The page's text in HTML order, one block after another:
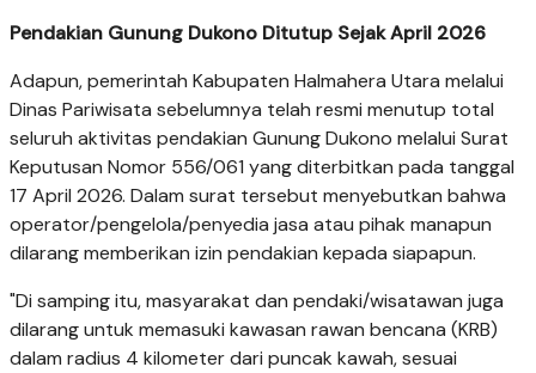
Pendakian Gunung Dukono Ditutup Sejak April 2026
Adapun, pemerintah Kabupaten Halmahera Utara melalui
Dinas Pariwisata sebelumnya telah resmi menutup total
seluruh aktivitas pendakian Gunung Dukono melalui Surat
Keputusan Nomor 556/061 yang diterbitkan pada tanggal
17 April 2026. Dalam surat tersebut menyebutkan bahwa
operator/pengelola/penyedia jasa atau pihak manapun
dilarang memberikan izin pendakian kepada siapapun.
"Di samping itu, masyarakat dan pendaki/wisatawan juga
dilarang untuk memasuki kawasan rawan bencana (KRB)
dalam radius 4 kilometer dari puncak kawah, sesuai